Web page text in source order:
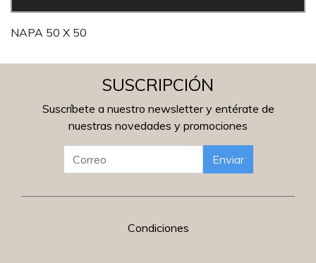
NAPA 50 X 50
SUSCRIPCIÓN
Suscríbete a nuestro newsletter y entérate de
nuestras novedades y promociones
Enviar
Condiciones